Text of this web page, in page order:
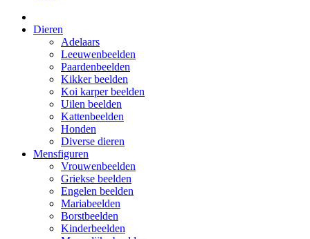
Dieren
Adelaars
Leeuwenbeelden
Paardenbeelden
Kikker beelden
Koi karper beelden
Uilen beelden
Kattenbeelden
Honden
Diverse dieren
Mensfiguren
Vrouwenbeelden
Griekse beelden
Engelen beelden
Mariabeelden
Borstbeelden
Kinderbeelden